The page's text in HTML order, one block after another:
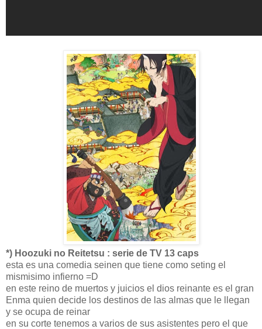
*) Hoozuki no Reitetsu : serie de TV 13 caps
esta es una comedia seinen que tiene como seting el
mismisimo infierno =D
en este reino de muertos y juicios el dios reinante es el gran
Enma quien decide los destinos de las almas que le llegan
y se ocupa de reinar
en su corte tenemos a varios de sus asistentes pero el que